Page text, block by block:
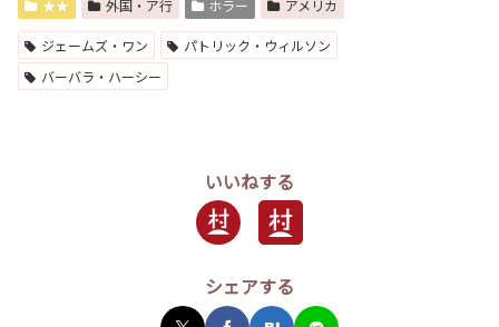
★★ 外国・ア行 ホラー アメリカ
ジェームズ・ワン
パトリック・ウィルソン
バーバラ・ハーシー
いいねする
シェアする